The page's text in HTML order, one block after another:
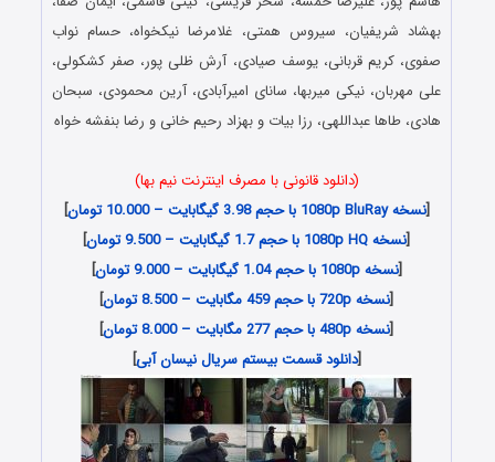
بهشاد شریفیان، سیروس همتی، غلامرضا نیکخواه، حسام نواب
صفوی، کریم قربانی، یوسف صیادی، آرش ظلی پور، صفر کشکولی،
علی مهربان، نیکی میربها، سانای امیرآبادی، آرین محمودی، سبحان
هادی، طاها عبداللهی، رزا بیات و بهزاد رحیم خانی و رضا بنفشه خواه
(دانلود قانونی با مصرف اینترنت نیم بها)
[نسخه 1080p BluRay با حجم 3.98 گیگابایت – 10.000 تومان
]
[نسخه 1080p HQ با حجم 1.7 گیگابایت – 9.500 تومان
]
[نسخه 1080p با حجم 1.04 گیگابایت – 9.000 تومان
]
[نسخه 720p با حجم 459 مگابایت – 8.500 تومان
]
[نسخه 480p با حجم 277 مگابایت – 8.000 تومان
]
[دانلود قسمت بیستم سریال نیسان آبی]